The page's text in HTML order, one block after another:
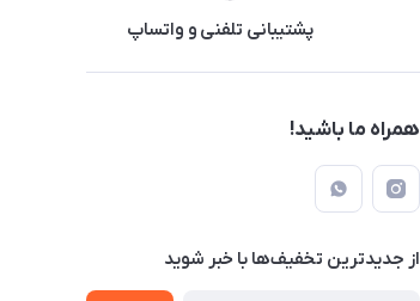
پشتیبانی تلفنی و واتساپ
همراه ما باشید!
از جدید‌ترین تخفیف‌ها با‌ خبر شوید